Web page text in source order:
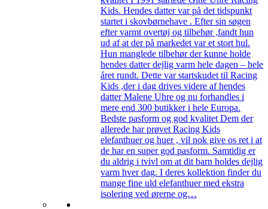
Kids. Hendes datter var på det tidspunkt
startet i skovbørnehave . Efter sin søgen
efter varmt overtøj og tilbehør ,fandt hun
ud af at der på markedet var et stort hul.
Hun manglede tilbehør der kunne holde
hendes datter dejlig varm hele dagen – hele
året rundt. Dette var startskudet til Racing
Kids ,der i dag drives videre af hendes
datter Malene Uhre og nu forhandles i
mere end 300 butikker i hele Europa.
Bedste pasform og god kvalitet Dem der
allerede har prøvet Racing Kids
elefanthuer og huer , vil nok give os ret i at
de har en super god pasform. Samtidig er
du aldrig i tvivl om at dit barn holdes dejlig
varm hver dag. I deres kollektion finder du
mange fine uld elefanthuer med ekstra
isolering ved ørerne og…